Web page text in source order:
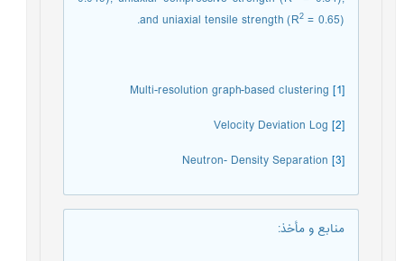
and uniaxial tensile strength (R 2= 0.65).
Multi-resolution graph-based clustering
Velocity Deviation Log
Neutron- Density Separation
منابع و مأخذ: